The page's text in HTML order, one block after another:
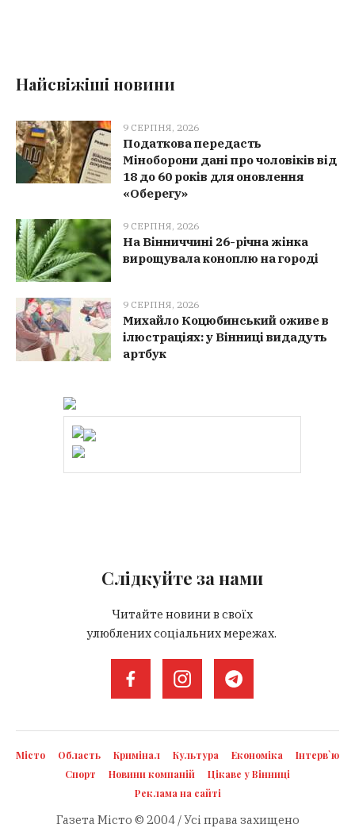
Найсвіжіші новини
9 СЕРПНЯ, 2026
Податкова передасть
Міноборони дані про чоловіків від
18 до 60 років для оновлення
«Оберегу»
9 СЕРПНЯ, 2026
На Вінниччині 26-річна жінка
вирощувала коноплю на городі
9 СЕРПНЯ, 2026
Михайло Коцюбинський оживе в
ілюстраціях: у Вінниці видадуть
артбук
Слідкуйте за нами
Читайте новини в своїх
улюблених соціальних мережах.
Місто Область Кримінал Культура Економіка
Інтерв`ю
Спорт
Новини компаній
Цікаве у Вінниці
Реклама на сайті
Газета Місто © 2004 / Усі права захищено